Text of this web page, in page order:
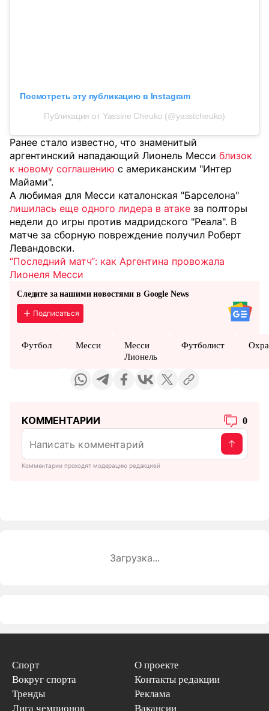
Посмотреть эту публикацию в Instagram
Публикация от Yassine Cheuko (@yasstcheuko)
Ранее стало известно, что знаменитый
аргентинский нападающий Лионель Месси близок
к новому соглашению с американским "Интер
Майами".
А любимая для Месси каталонская "Барселона"
лишилась еще одного лидера в атаке за полторы
недели до игры против мадридского "Реала". В
матче за сборную повреждение получил Роберт
Левандовски.
“Последний матч“: как Аргентина провожала
Лионеля Месси
Следите за нашими новостями в Google News
Подписаться
Футбол Месси
Месси
Лионель
Футболист
КОММЕНТАРИИ 0
Комментарии проходят модерацию редакцией
Загрузка...
Спорт
Вокруг спорта
Тренды
Лига чемпионов
О проекте
Контакты редакции
Реклама
Вакансии